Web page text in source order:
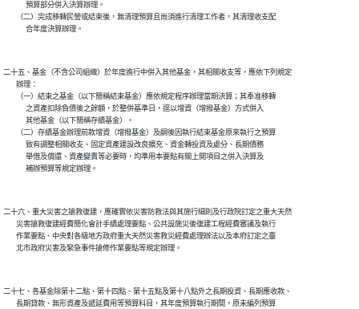
              預算部分併入決算辦理。
        （二）完成移轉民營或結束後，無清理預算且尚須進行清理工作者，其清理收支配
二十五、基金（不含公司組織）於年度進行中併入其他基金，其相關收支等，應依下列規定
        辦理：
        （一）結束之基金（以下簡稱結束基金）應依規定程序辦理當期決算；其奉准移轉
              之資產扣除負債後之餘額，於整併基準日，逕以增資（增撥基金）方式併入
              其他基金（以下簡稱存續基金）。
        （二）存續基金辦理前款增資（增撥基金）及嗣後因執行結束基金原來執行之預算
              致有調整相關收支、固定資產建設改良擴充、資金轉投資及處分、長期債務
              舉借及償還、資產變賣等必要時，均準用本要點有關上開項目之併入決算及
二十六、重大災害之搶救復建，應確實依災害防救法與其施行細則及行政院訂定之重大天然
        災害搶救復建經費簡化會計手續處理要點、公共設施災後復建工程經費審議及執行
        作業要點、中央對各級地方政府重大天然災害救災經費處理辦法以及本府訂定之臺
二十七、各基金除第十二點、第十四點、第十五點及第十八點外之長期投資、長期應收款、
        長期貸款、無形資產及遞延費用等預算科目，其年度預算執行期間，原未編列預算